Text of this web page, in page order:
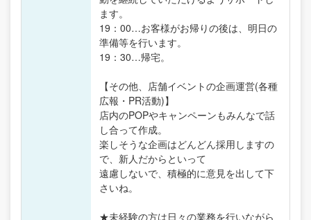
ます。
19：00…お客様がお帰りの後は、明日の
準備等を行います。
19：30…帰宅。
【その他、店舗イベントの企画運営(各種
広報・PR活動)】
店内のPOPやキャンペーンもみんなで話
し合って作成。
楽しそうな企画はどんどん採用しますの
で、新人だからといって
遠慮しないで、積極的に意見を出して下
さいね。
★未経験の方は日々の業務を行いながら